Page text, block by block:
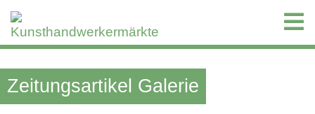
Zeitungsartikel Galerie